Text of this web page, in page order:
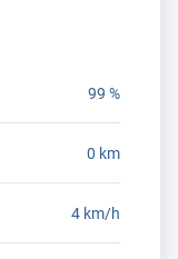
99 %
0 km
4 km/h